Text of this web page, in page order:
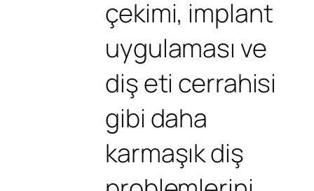
çekimi, implant
uygulaması ve
diş eti cerrahisi
gibi daha
karmaşık diş